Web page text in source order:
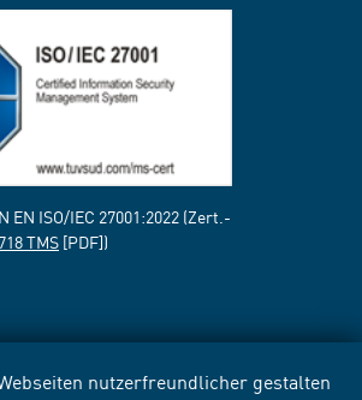
nutzerfreundlicher gestalten
ISO/IEC 27001:2022 (Zert.-
TMS[PDF])